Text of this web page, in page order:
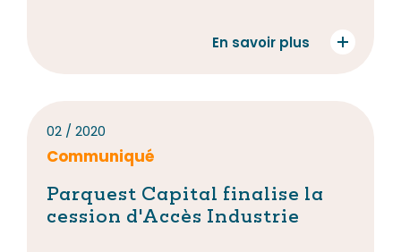
En savoir plus
02 / 2020
Communiqué
Parquest Capital finalise la
cession d'Accès Industrie